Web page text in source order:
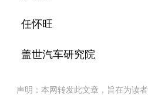
任怀旺
盖世汽车研究院
声明：本网转发此文章，旨在为读